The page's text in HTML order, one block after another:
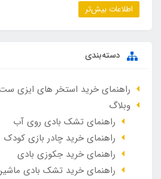
اطلاعات بیش‌تر
دسته‌بندی
راهنمای خرید استخر های ایزی
وبلاگ
راهنمای تشک بادی روی آب
راهنمای خرید چادر بازی کودک
راهنمای خرید جکوزی بادی
راهنمای خرید تشک بادی